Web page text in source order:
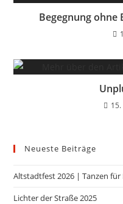
Begegnung ohne
Neueste Beiträge
Altstadtfest 2026 | Tanzen für
Lichter der Straße 2025